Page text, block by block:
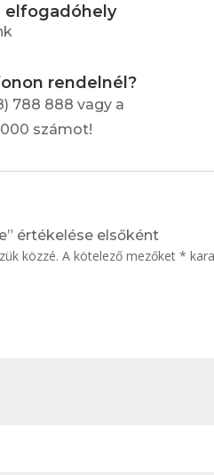
elfogadóhely
rendelnél?
788 888 vagy a
számot!
értékelése elsőként
közzé. A kötelező mezőket *